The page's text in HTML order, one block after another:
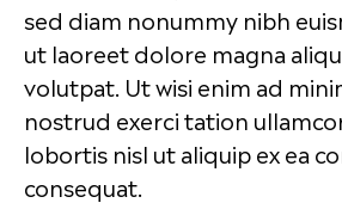
sed diam nonummy nibh
ut laoreet dolore magna
volutpat. Ut wisi enim ad
nostrud exerci tation
lobortis nisl ut aliquip ex ea
consequat.